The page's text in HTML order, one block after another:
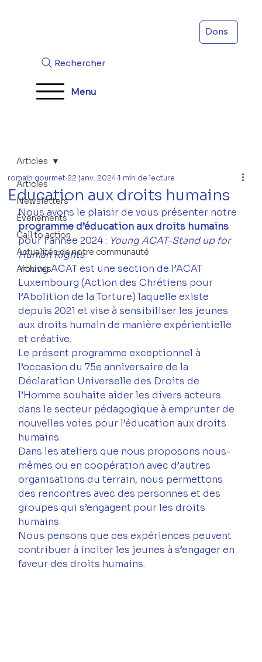
Menu
Rechercher
Dons
Articles
Newsletters
Évenements
Call to action
Actualités de notre communauté
Archives
Articles
Education aux droits humains
romain gourmet 22 janv. 2024 1 min de lecture
Nous avons le plaisir de vous présenter notre
programme d’éducation aux droits humains
pour l’année 2024 : Young ACAT-Stand up for
Human Rights.
Young ACAT est une section de l’ACAT
Luxembourg (Action des Chrétiens pour
l’Abolition de la Torture) laquelle existe
depuis 2021 et vise à sensibiliser les jeunes
aux droits humain de manière expérientielle
et créative.
Le présent programme exceptionnel à
l’occasion du 75e anniversaire de la
Déclaration Universelle des Droits de
l’Homme souhaite aider les divers acteurs
dans le secteur pédagogique à emprunter de
nouvelles voies pour l’éducation aux droits
humains.
Dans les ateliers que nous proposons nous-
mêmes ou en coopération avec d’autres
organisations du terrain, nous permettons
des rencontres avec des personnes et des
groupes qui s’engagent pour les droits
humains.
Nous pensons que ces expériences peuvent
contribuer à inciter les jeunes à s’engager en
faveur des droits humains.